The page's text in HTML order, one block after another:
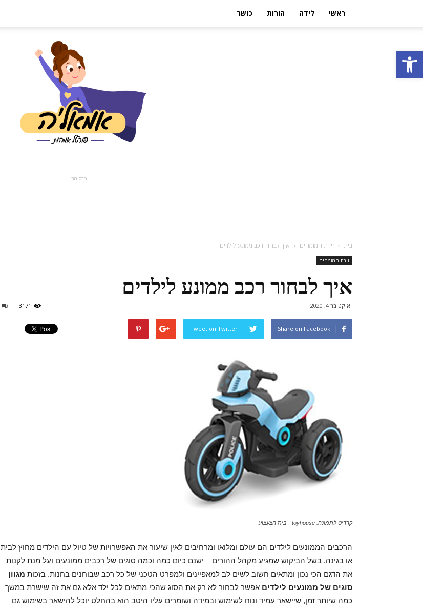
פתח סרגל נגישות
ראשי לידה הורות כושר
- פרסומת -
בית זירת המומחים איך לבחור רכב ממונע לילדים
זירת המומחים
איך לבחור רכב ממונע לילדים
אוקטובר 4, 2020 3171
Share on Facebook
Tweet on Twitter
קרדיט לתמונה: toyhouse - בית הצעצוע
הרכבים הממונעים לילדים הם עולם ומלואו ומרחיבים לאין שיעור את האפשרויות של טיול עם הילדים מחוץ לבית
או בגינה. בשל הביקוש שמגיע מקהל ההורים – ישנם כיום כמה וכמה סוגים של רכבים ממונעים ועל מנת לקנות
את הדגם הכי נכון ומתאים חשוב לשים לב למאפיינים ולמפרט הטכני של כל רכב שבוחנים בחנות. בזכות מגוון
סוגים של ממונעים לילדים אפשר לבחור לא רק את הסוג שהכי מתאים לכל ילד אלא גם את זה שישרת במשך
כמה שיותר זמן, שיישאר עמיד ונוח לשימוש ובמידה ושומרים עליו היטב הוא בהחלט יוכל להישאר בשימוש גם